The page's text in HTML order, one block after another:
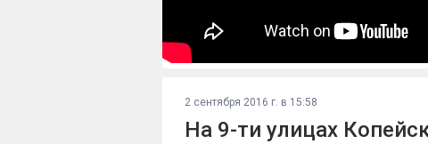
2 сентября 2016 г. в 15:58
На 9-ти улицах